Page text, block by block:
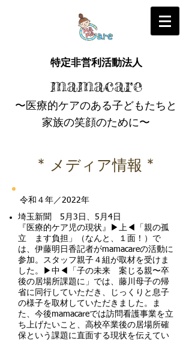
特定非営利活動法人
mamacare
〜医療的ケアのある子どもたちと
家族の笑顔のために〜
* メディア情報 *
令和４年／2022年
埼玉新聞 5月3日、5月4日
『医療的ケア児の現状』▶︎上◀︎「親の孤
立 ます負担」（なんと、１面！）で
は、伊藤明日香記者がmamacareの活動に
参加。スタッフ親子４組が取材を受けま
した。▶︎中◀︎「子の未来 案じる親〜卒
後の居場所課題に」では、藤川母子の帰
省に同行していただき、じっくりと息子
の様子を取材していただきました。ま
た、今後mamacareでは訪問看護事業を立
ち上げたいこと、高校卒業後の居場所確
保という課題に直面する現状を伝えてい